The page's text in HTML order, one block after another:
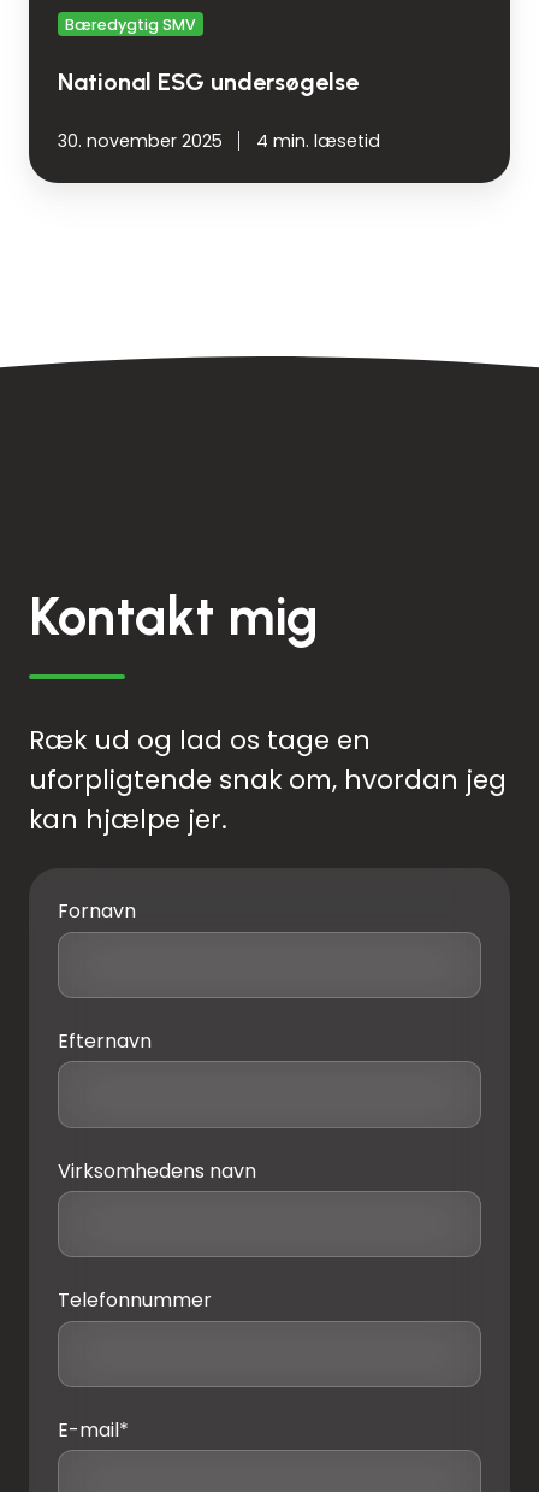
Bæredygtig SMV
National ESG undersøgelse
30. november 2025 4 min. læsetid
Kontakt mig
Ræk ud og lad os tage en
uforpligtende snak om, hvordan jeg
kan hjælpe jer.
Fornavn
Efternavn
Virksomhedens navn
Telefonnummer
E-mail*